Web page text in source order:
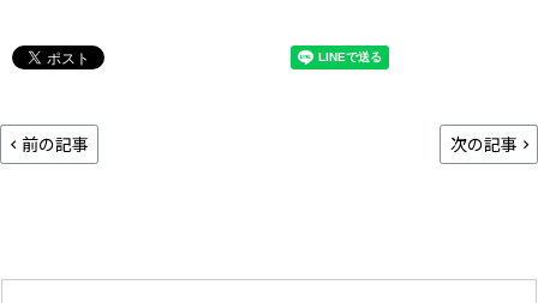
前の記事 次の記事